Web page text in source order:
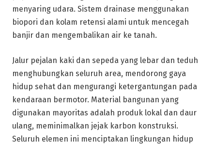
menyaring udara. Sistem drainase menggunakan
biopori dan kolam retensi alami untuk mencegah
banjir dan mengembalikan air ke tanah.
Jalur pejalan kaki dan sepeda yang lebar dan teduh
menghubungkan seluruh area, mendorong gaya
hidup sehat dan mengurangi ketergantungan pada
kendaraan bermotor. Material bangunan yang
digunakan mayoritas adalah produk lokal dan daur
ulang, meminimalkan jejak karbon konstruksi.
Seluruh elemen ini menciptakan lingkungan hidup